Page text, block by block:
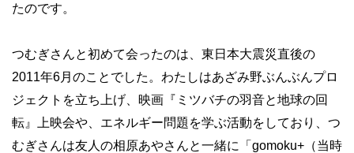
たのです。
つむぎさんと初めて会ったのは、東日本大震災直後の
2011年6月のことでした。わたしはあざみ野ぶんぶんプロ
ジェクトを立ち上げ、映画『ミツバチの羽音と地球の回
転』上映会や、エネルギー問題を学ぶ活動をしており、つ
むぎさんは友人の相原あやさんと一緒に「gomoku+（当時